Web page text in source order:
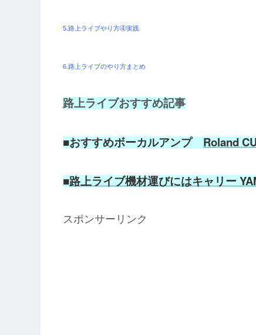
5.路上ライブやり方④実践
6.路上ライブのやり方まとめ
路上ライブおすすめ記事
■おすすめボーカルアンプRoland
■路上ライブ機材運びにはキャリー
スポンサーリンク